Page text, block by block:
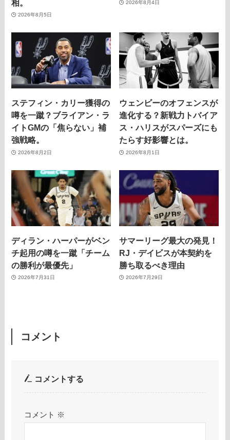
相。
2026年8月5日
2026年8月4日
ステフィン・カリー獲得の
噂を一蹴？ブライアン・ラ
イトGMの「焦らない」補
強戦略。
2026年8月2日
ウェンビーのオフェンスが
進化する？新戦力トバイア
ス・ハリスがスパーズにも
たらす好影響とは。
2026年8月1日
ディラン・ハーパーがベン
チ起用の噂を一蹴「チーム
の勝利が最優先」
2026年7月31日
サマーリーグ最大の発見！
RJ・デイビスが本契約を
勝ち取るべき理由
2026年7月29日
コメント
コメントする
コメント ※